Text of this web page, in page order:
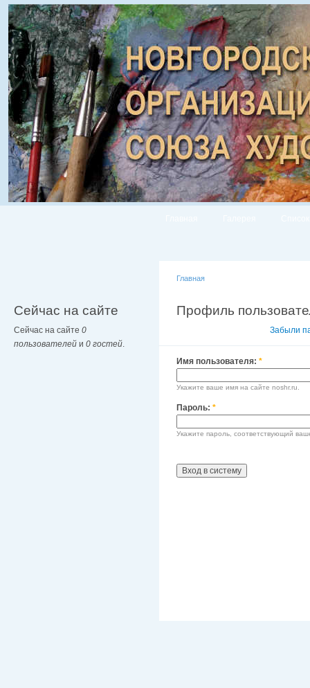
Сейчас на сайте
Сейчас на сайте 0
пользователей и 0 гостей.
Главная
Профиль
Забыли
Имя пользователя: *
Укажите ваше имя на сайте noshr.ru.
Пароль: *
Укажите пароль, соответствующий